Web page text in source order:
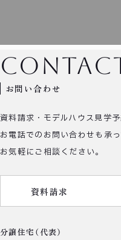
お問い合わせ
資料請求・モデルハウス見学予
お電話でのお問い合わせも承っ
お気軽にご相談ください。
資料請求
分譲住宅（代表）